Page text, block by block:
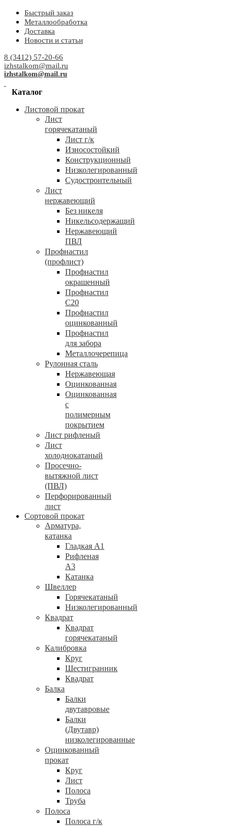
Быстрый заказ
Металлообработка
Доставка
Новости и статьи
8 (3412) 57-20-66
izhstalkom@mail.ru
izhstalkom@mail.ru
Каталог
Листовой прокат
Лист
горячекатаный
Лист г/к
Износостойкий
Конструкционный
Низколегированный
Судостроительный
Лист
нержавеющий
Без никеля
Никельсодержащий
Нержавеющий
ПВЛ
Профнастил
(профлист)
Профнастил
окрашенный
Профнастил
С20
Профнастил
оцинкованный
Профнастил
для забора
Металлочерепица
Рулонная сталь
Нержавеющая
Оцинкованная
Оцинкованная
с
полимерным
покрытием
Лист рифленый
Лист
холоднокатаный
Просечно-
вытяжной лист
(ПВЛ)
Перфорированный
лист
Сортовой прокат
Арматура,
катанка
Гладкая А1
Рифленая
А3
Катанка
Швеллер
Горячекатаный
Низколегированный
Квадрат
Квадрат
горячекатаный
Калибровка
Круг
Шестигранник
Квадрат
Балка
Балки
двутавровые
Балки
(Двутавр)
низколегированные
Оцинкованный
прокат
Круг
Лист
Полоса
Труба
Полоса
Полоса г/к